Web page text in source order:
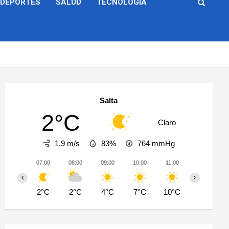
DEPORTES SALUD TECNOLOGÍA
Salta
2°C Claro
1.9 m/s 83% 764 mmHg
07:00
2°C
08:00
2°C
09:00
4°C
10:00
7°C
11:00
10°C
‹ ›